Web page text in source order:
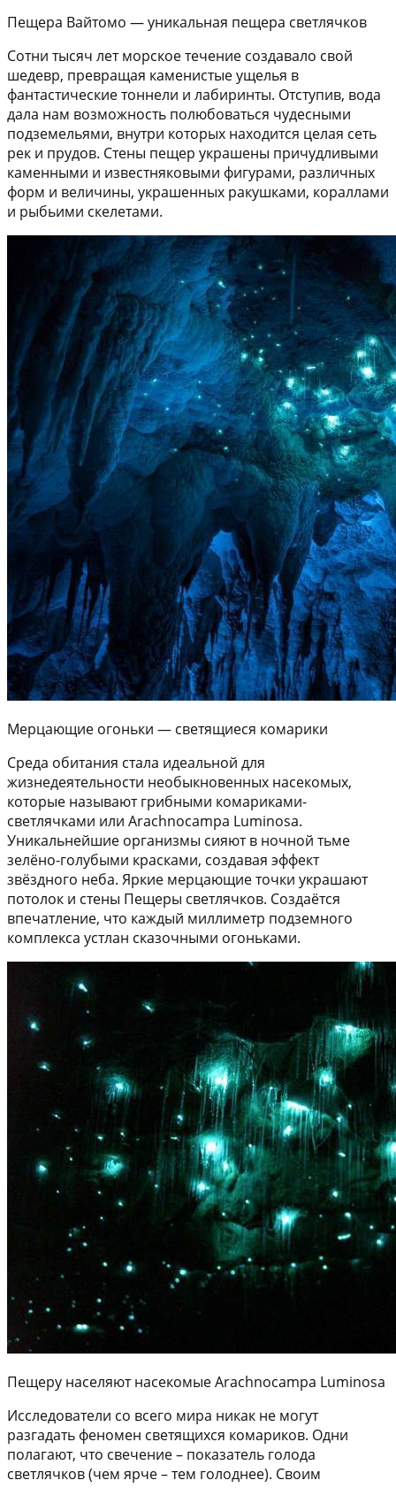
Пещера Вайтомо — уникальная пещера светлячков
Сотни тысяч лет морское течение создавало свой
шедевр, превращая каменистые ущелья в
фантастические тоннели и лабиринты. Отступив, вода
дала нам возможность полюбоваться чудесными
подземельями, внутри которых находится целая сеть
рек и прудов. Стены пещер украшены причудливыми
каменными и известняковыми фигурами, различных
форм и величины, украшенных ракушками, кораллами
и рыбьими скелетами.
Мерцающие огоньки — светящиеся комарики
Среда обитания стала идеальной для
жизнедеятельности необыкновенных насекомых,
которые называют грибными комариками-
светлячками или Arachnocampa Luminosa.
Уникальнейшие организмы сияют в ночной тьме
зелёно-голубыми красками, создавая эффект
звёздного неба. Яркие мерцающие точки украшают
потолок и стены Пещеры светлячков. Создаётся
впечатление, что каждый миллиметр подземного
комплекса устлан сказочными огоньками.
Пещеру населяют насекомые Arachnocampa Luminosa
Исследователи со всего мира никак не могут
разгадать феномен светящихся комариков. Одни
полагают, что свечение – показатель голода
светлячков (чем ярче – тем голоднее). Своим